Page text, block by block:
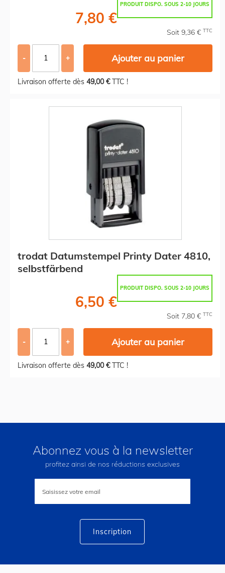
PRODUIT DISPO. SOUS 2-10 JOURS
7,80 €
Soit 9,36 € TTC
- + Ajouter au panier
Livraison offerte dès 49,00 €TTC !
trodat Datumstempel Printy Dater 4810,
selbstfärbend
PRODUIT DISPO. SOUS 2-10 JOURS
6,50 €
Soit 7,80 € TTC
- + Ajouter au panier
Livraison offerte dès 49,00 €TTC !
Abonnez vous à la newsletter
profitez ainsi de nos réductions exclusives
lettre
Inscription